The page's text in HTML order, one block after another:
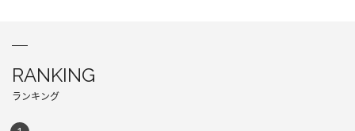
RANKING
ランキング